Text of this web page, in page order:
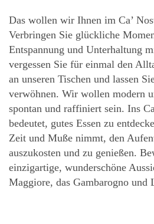
Das wollen wir Ihnen im Ca’
Verbringen Sie glückliche
Entspannung und Unterhaltung
vergessen Sie für einmal den
an unseren Tischen und lassen
verwöhnen. Wir wollen modern
spontan und raffiniert sein. Ins
bedeutet, gutes Essen zu
Zeit und Muße nimmt, den
auszukosten und zu genießen.
einzigartige, wunderschöne
Maggiore, das Gambarogno und